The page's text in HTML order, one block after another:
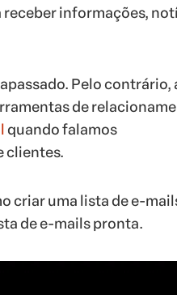
receber informações,
Pelo contrário,
de
quando falamos
clientes.
criar uma lista de e-
de e-mails pronta.